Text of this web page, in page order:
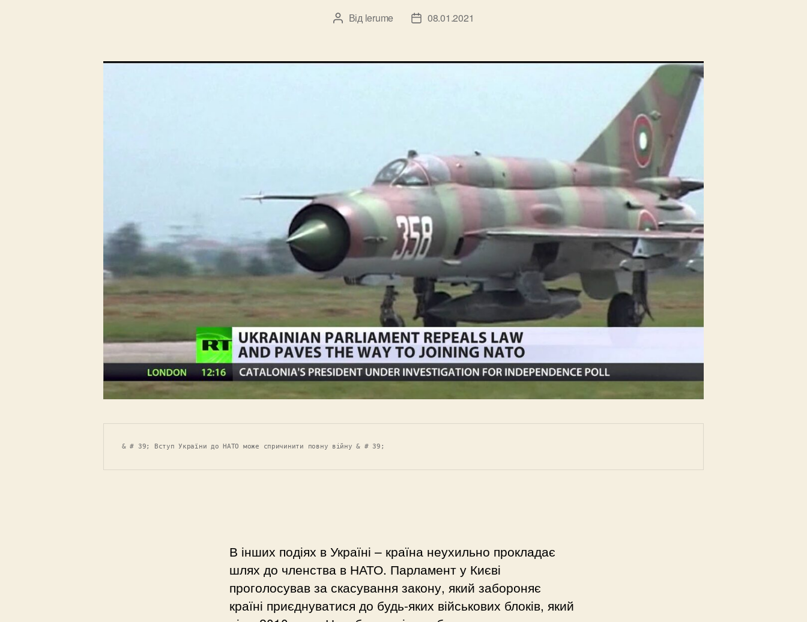
Автор
Від lerume
Дата08.01.2021
& # 39; Вступ України до НАТО може спричинити повну війну & # 39;
В інших подіях в Україні – країна неухильно прокладає
шлях до членства в НАТО. Парламент у Києві
проголосував за скасування закону, який забороняє
країні приєднуватися до будь-яких військових блоків, який